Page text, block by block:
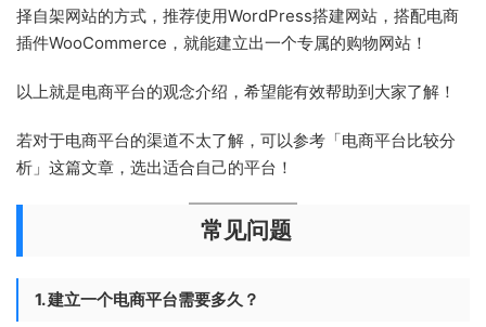
择自架网站的方式，推荐使用WordPress搭建网站，搭配电商
插件WooCommerce，就能建立出一个专属的购物网站！
以上就是电商平台的观念介绍，希望能有效帮助到大家了解！
若对于电商平台的渠道不太了解，可以参考「电商平台比较分
析」这篇文章，选出适合自己的平台！
常见问题
1. 建立一个电商平台需要多久？